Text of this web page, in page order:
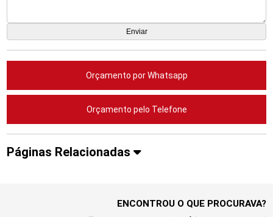
Orçamento por Whatsapp
Orçamento pelo Telefone
Páginas Relacionadas
ENCONTROU O QUE PROCURAVA?